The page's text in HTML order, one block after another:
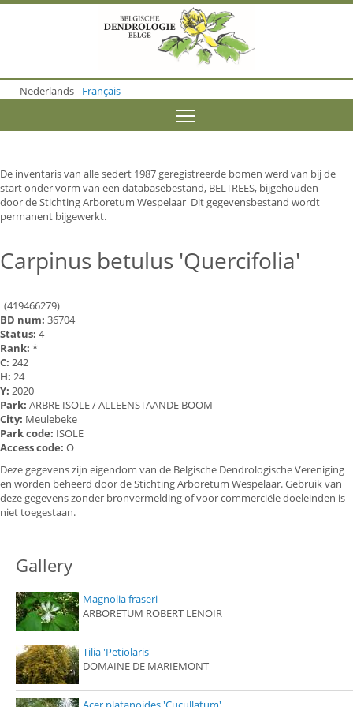
o
m
o
n
t
e
n
Nederlands Français
De inventaris van alle sedert 1987 geregistreerde bomen werd van bij de
start onder vorm van een databasebestand, BELTREES, bijgehouden
door de Stichting Arboretum Wespelaar Dit gegevensbestand wordt
permanent bijgewerkt.
Carpinus betulus 'Quercifolia'
(419466279)
BD num: 36704
Status: 4
Rank: *
C: 242
H: 24
Y: 2020
Park: ARBRE ISOLE / ALLEENSTAANDE BOOM
City: Meulebeke
Park code: ISOLE
Access code: O
Deze gegevens zijn eigendom van de Belgische Dendrologische Vereniging
en worden beheerd door de Stichting Arboretum Wespelaar. Gebruik van
deze gegevens zonder bronvermelding of voor commerciële doeleinden is
niet toegestaan.
Gallery
Magnolia fraseri
ARBORETUM ROBERT LENOIR
Tilia 'Petiolaris'
DOMAINE DE MARIEMONT